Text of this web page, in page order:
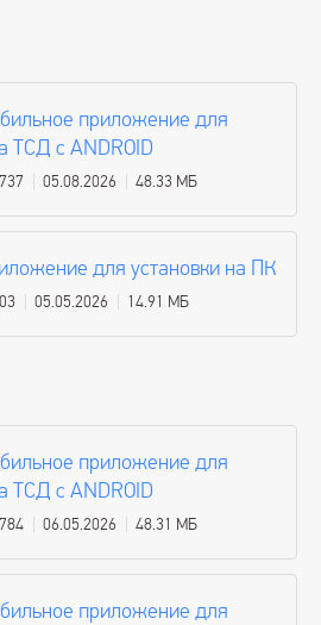
приложение для
ТСД с ANDROID
05.08.2026 48.33 МБ
для установки на ПК
05.05.2026 14.91 МБ
приложение для
ТСД с ANDROID
06.05.2026 48.31 МБ
приложение для